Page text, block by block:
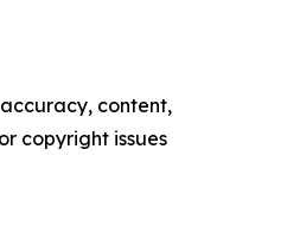
content,
copyright issues